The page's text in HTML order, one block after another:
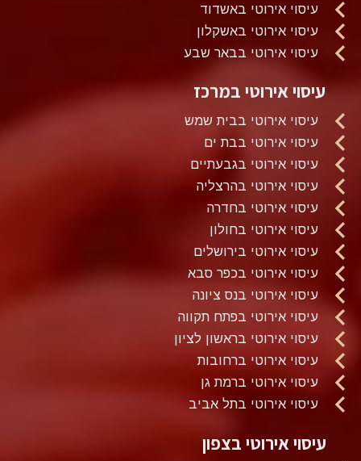
עיסוי אירוטי באשדוד
עיסוי אירוטי באשקלון
עיסוי אירוטי בבאר שבע
עיסוי אירוטי במרכז
עיסוי אירוטי בבית שמש
עיסוי אירוטי בבת ים
עיסוי אירוטי בגבעתיים
עיסוי אירוטי בהרצליה
עיסוי אירוטי בחדרה
עיסוי אירוטי בחולון
עיסוי אירוטי בירושלים
עיסוי אירוטי בכפר סבא
עיסוי אירוטי בנס ציונה
עיסוי אירוטי בפתח תקווה
עיסוי אירוטי בראשון לציון
עיסוי אירוטי ברחובות
עיסוי אירוטי ברמת גן
עיסוי אירוטי בתל אביב
עיסוי אירוטי בצפון